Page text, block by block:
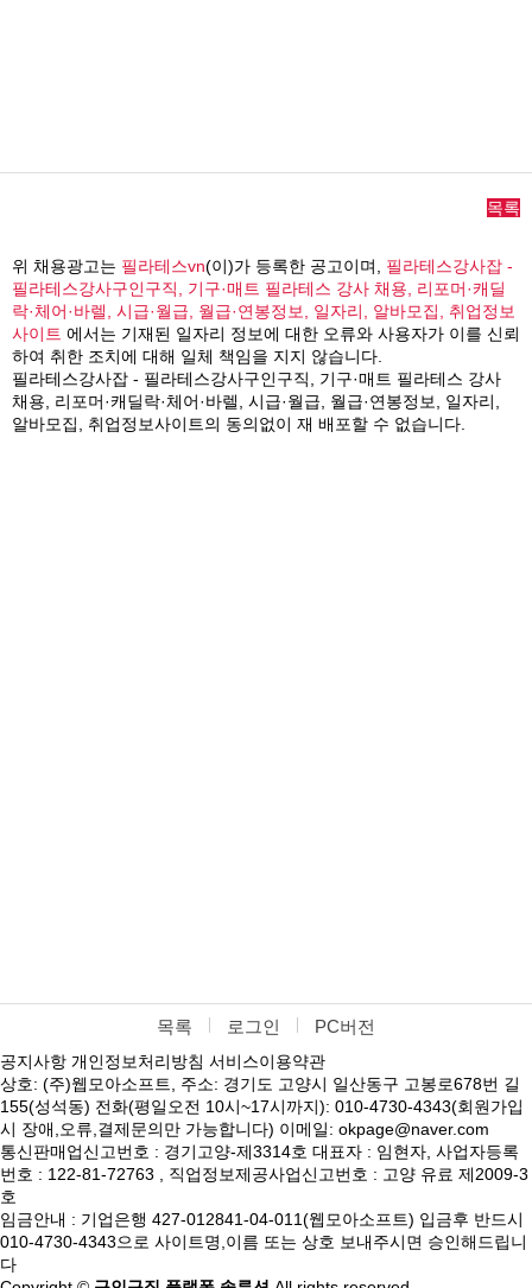
목록
위 채용광고는 필라테스vn(이)가 등록한 공고이며, 필라테스강사잡 -
필라테스강사구인구직, 기구·매트 필라테스 강사 채용, 리포머·캐딜
락·체어·바렐, 시급·월급, 월급·연봉정보, 일자리, 알바모집, 취업정보
사이트 에서는 기재된 일자리 정보에 대한 오류와 사용자가 이를 신뢰
하여 취한 조치에 대해 일체 책임을 지지 않습니다.
필라테스강사잡 - 필라테스강사구인구직, 기구·매트 필라테스 강사
채용, 리포머·캐딜락·체어·바렐, 시급·월급, 월급·연봉정보, 일자리,
알바모집, 취업정보사이트의 동의없이 재 배포할 수 없습니다.
목록 로그인 PC버전
공지사항 개인정보처리방침 서비스이용약관
상호: (주)웹모아소프트, 주소: 경기도 고양시 일산동구 고봉로678번 길
155(성석동) 전화(평일오전 10시~17시까지): 010-4730-4343(회원가입
시 장애,오류,결제문의만 가능합니다) 이메일: okpage@naver.com
통신판매업신고번호 : 경기고양-제3314호 대표자 : 임현자, 사업자등록
번호 : 122-81-72763 , 직업정보제공사업신고번호 : 고양 유료 제2009-3
호
임금안내 : 기업은행 427-012841-04-011(웹모아소프트) 입금후 반드시
010-4730-4343으로 사이트명,이름 또는 상호 보내주시면 승인해드립니
다